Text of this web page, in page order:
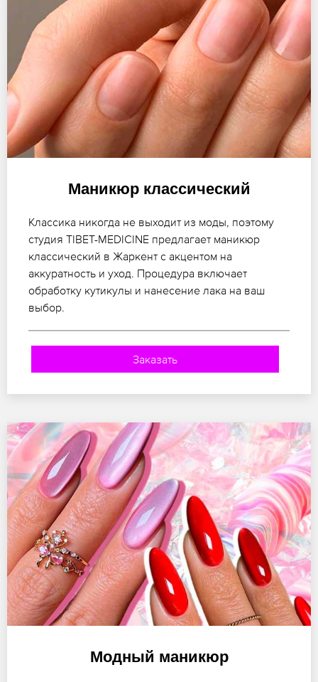
Маникюр классический
Классика никогда не выходит из моды, поэтому
студия TIBET-MEDICINE предлагает маникюр
классический в Жаркент с акцентом на
аккуратность и уход. Процедура включает
обработку кутикулы и нанесение лака на ваш
выбор.
Заказать
Модный маникюр